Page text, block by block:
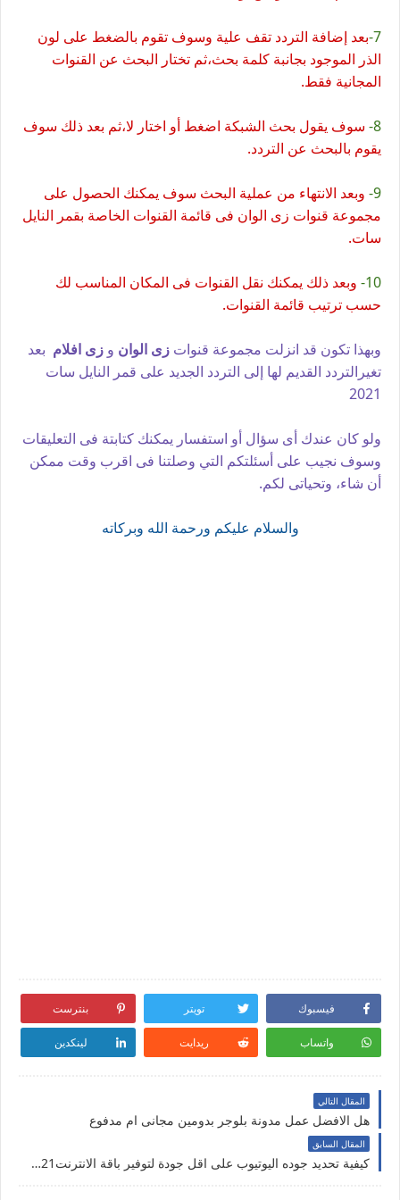
7- بعد إضافة التردد تقف علية وسوف تقوم بالضغط على لون
الذر الموجود بجانبة كلمة بحث،ثم تختار البحث عن القنوات
المجانية فقط.
8- سوف يقول بحث الشبكة اضغط أو اختار لا،ثم بعد ذلك سوف
يقوم بالبحث عن التردد.
9- وبعد الانتهاء من عملية البحث سوف يمكنك الحصول على
مجموعة قنوات زى الوان فى قائمة القنوات الخاصة بقمر النايل
سات.
10- وبعد ذلك يمكنك نقل القنوات فى المكان المناسب لك
حسب ترتيب قائمة القنوات.
وبهذا تكون قد انزلت مجموعة قنوات زى الوان و زى افلام بعد
تغيرالتردد القديم لها إلى التردد الجديد على قمر النايل سات
2021
ولو كان عندك أى سؤال أو استفسار يمكنك كتابتة فى التعليقات
وسوف نجيب على أسئلتكم التي وصلتنا فى اقرب وقت ممكن
أن شاء، وتحياتى لكم.
والسلام عليكم ورحمة الله وبركاته
فيسبوك تويتر بنترست
واتساب ريدايت لينكدين
المقال التالي
هل الافضل عمل مدونة بلوجر بدومين مجانى ام مدفوع
المقال السابق
كيفية تحديد جوده اليوتيوب على اقل جودة لتوفير باقة الانترنت2021